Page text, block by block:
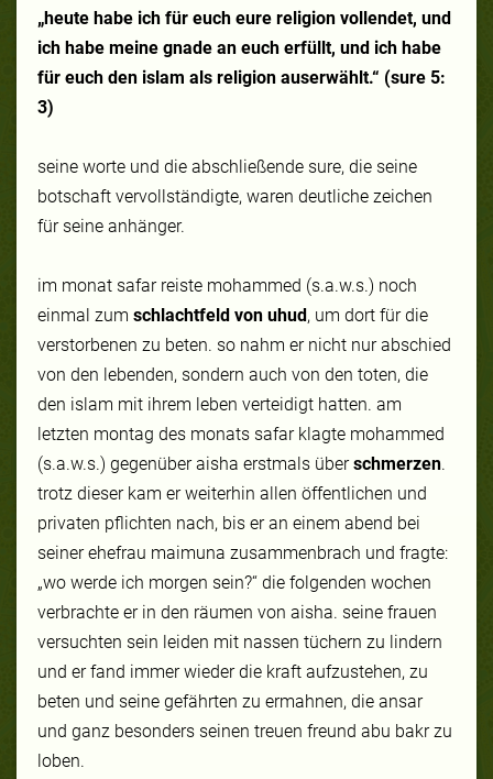
„heute habe ich für euch eure religion vollendet, und
ich habe meine gnade an euch erfüllt, und ich habe
für euch den islam als religion auserwählt.“ (sure 5:
3)
seine worte und die abschließende sure, die seine
botschaft vervollständigte, waren deutliche zeichen
für seine anhänger.
im monat safar reiste mohammed (s.a.w.s.) noch
einmal zum schlachtfeld von uhud, um dort für die
verstorbenen zu beten. so nahm er nicht nur abschied
von den lebenden, sondern auch von den toten, die
den islam mit ihrem leben verteidigt hatten. am
letzten montag des monats safar klagte mohammed
(s.a.w.s.) gegenüberaisha erstmals überschmerzen.
trotz dieser kam er weiterhin allen öffentlichen und
privaten pflichten nach, bis er an einem abend bei
seiner ehefrau maimuna zusammenbrach und fragte:
„wo werde ich morgen sein?“ die folgenden wochen
verbrachte er in den räumen von aisha. seine frauen
versuchten sein leiden mit nassen tüchern zu lindern
und er fand immer wieder die kraft aufzustehen, zu
beten und seine gefährten zu ermahnen, die ansar
und ganz besonders seinen treuen freund abu bakr zu
loben.